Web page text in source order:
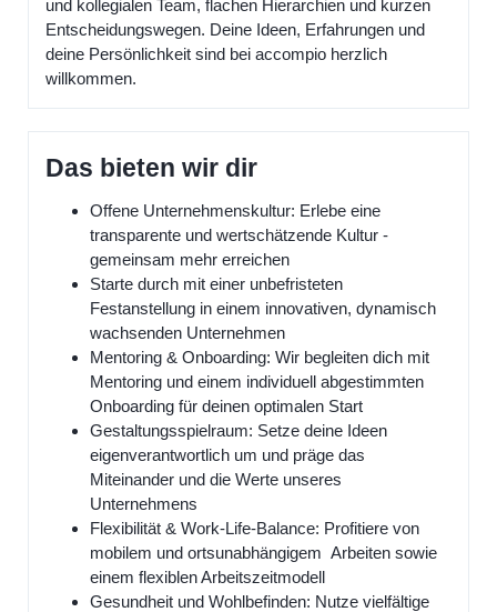
und kollegialen Team, flachen Hierarchien und kurzen
Entscheidungswegen. Deine Ideen, Erfahrungen und
deine Persönlichkeit sind bei accompio herzlich
willkommen.
Das bieten wir dir
Offene Unternehmenskultur: Erlebe eine
transparente und wertschätzende Kultur -
gemeinsam mehr erreichen
Starte durch mit einer unbefristeten
Festanstellung in einem innovativen, dynamisch
wachsenden Unternehmen
Mentoring & Onboarding: Wir begleiten dich mit
Mentoring und einem individuell abgestimmten
Onboarding für deinen optimalen Start
Gestaltungsspielraum: Setze deine Ideen
eigenverantwortlich um und präge das
Miteinander und die Werte unseres
Unternehmens
Flexibilität & Work-Life-Balance: Profitiere von
mobilem und ortsunabhängigem Arbeiten sowie
einem flexiblen Arbeitszeitmodell
Gesundheit und Wohlbefinden: Nutze vielfältige